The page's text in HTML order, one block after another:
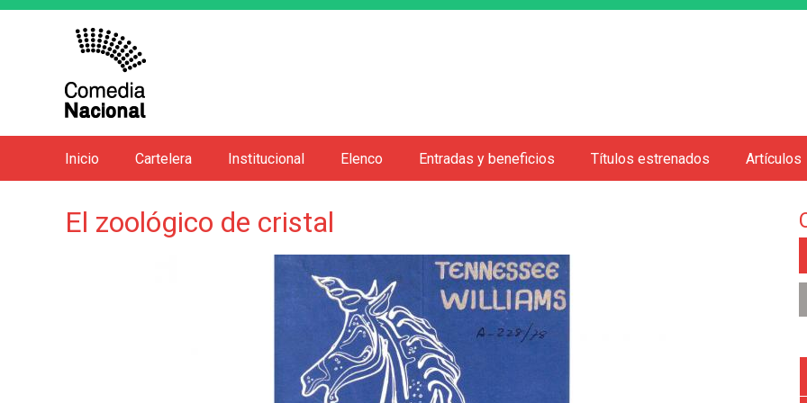
El zoológico de cristal
n
Inicio Cartelera Institucional Elenco Entradas y beneficios Títulos estrenados Artículos